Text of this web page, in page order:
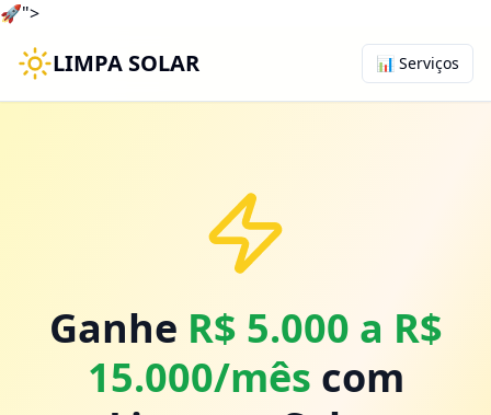
🚀">
LIMPA SOLAR 📊 Serviços
Ganhe R$ 5.000 a R$
15.000/mês com